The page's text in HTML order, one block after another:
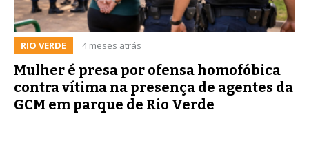
RIO VERDE 4 meses atrás
Mulher é presa por ofensa homofóbica
contra vítima na presença de agentes da
GCM em parque de Rio Verde